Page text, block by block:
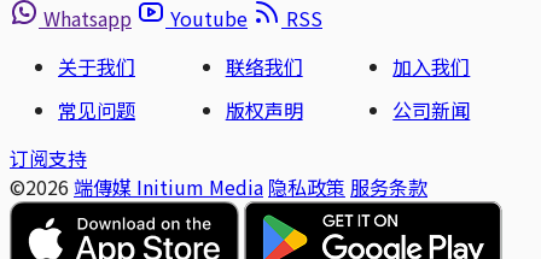
Whatsapp
Youtube
RSS
关于我们
联络我们
加入我们
常见问题
版权声明
公司新闻
订阅支持
©2026 端傳媒 Initium Media 隐私政策 服务条款